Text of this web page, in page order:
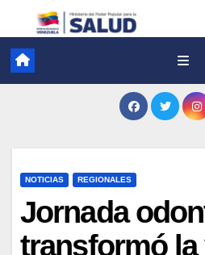
NOTICIAS REGIONALES
Jornada
transformó la